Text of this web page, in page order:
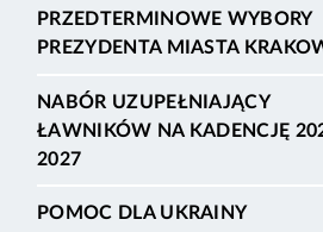
PRZEDTERMINOWE WYBORY
PREZYDENTA MIASTA
NABÓR UZUPEŁNIAJĄCY
ŁAWNIKÓW NA KADENCJĘ
2027
POMOC DLA UKRAINY